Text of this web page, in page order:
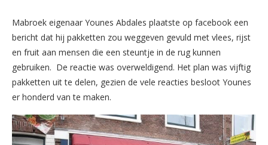
Mabroek eigenaar Younes Abdales plaatste op facebook een
bericht dat hij pakketten zou weggeven gevuld met vlees, rijst
en fruit aan mensen die een steuntje in de rug kunnen
gebruiken. De reactie was overweldigend. Het plan was vijftig
pakketten uit te delen, gezien de vele reacties besloot Younes
er honderd van te maken.